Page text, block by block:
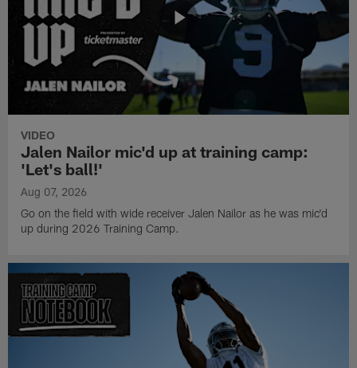
VIDEO
Jalen Nailor mic'd up at training camp:
'Let's ball!'
Aug 07, 2026
Go on the field with wide receiver Jalen Nailor as he was mic'd
up during 2026 Training Camp.